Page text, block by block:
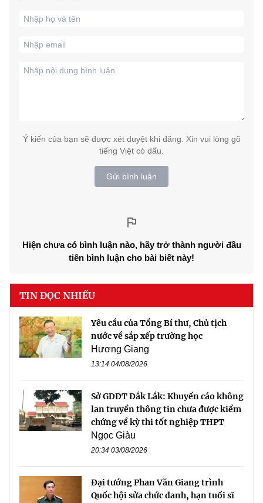
Ý kiến của bạn sẽ được xét duyệt khi đăng. Xin vui lòng gõ
tiếng Việt có dấu.
Gửi bình luận
Hiện chưa có bình luận nào, hãy trở thành người đầu
tiên bình luận cho bài biết này!
TIN ĐỌC NHIỀU
Yêu cầu của Tổng Bí thư, Chủ tịch
nước về sắp xếp trường học
Hương Giang
13:14 04/08/2026
Sở GDĐT Đắk Lắk: Khuyến cáo không
lan truyền thông tin chưa được kiểm
chứng về kỳ thi tốt nghiệp THPT
Ngọc Giàu
20:34 03/08/2026
Đại tướng Phan Văn Giang trình
Quốc hội sửa chức danh, hạn tuổi sĩ